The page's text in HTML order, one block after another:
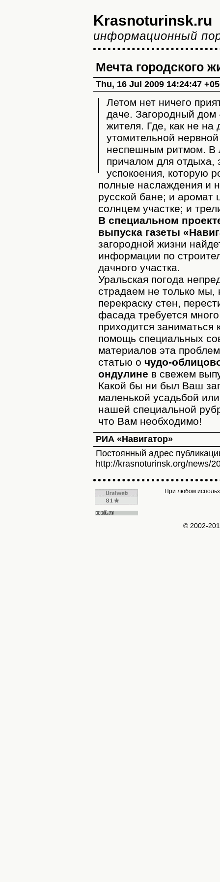
Krasnoturinsk.ru
информационный
Мечта городского
Thu, 16 Jul 2009 14:24:47
Летом нет ничего
даче. Загородный дом
жителя. Где, как не на
утомительной
неспешным ритмом. В
причалом для отдыха,
успокоения, которую
полные наслаждения и
русской бане; и аромат
солнцем участке; и
В специальном
выпуска газеты
загородной жизни
информации по
дачного участка.
Уральская погода
страдаем не только
перекраску стен,
фасада требуется
приходится заниматься
помощь специальных
материалов эта
статью о чудо-
ондулине в свежем
Какой бы ни был Ваш
маленькой усадьбой
нашей специальной
что Вам необходимо!
РИА «Навигатор»
Постоянный адрес
http://krasnoturinsk.org/news/
При любом
© 2002-